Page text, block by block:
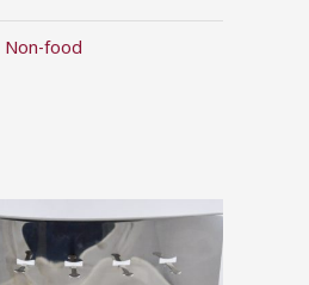
Non-food
€0,40
tot
€160,00